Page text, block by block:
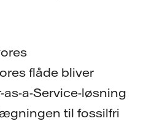
flåde bliver
a-Service-løsning
til fossilfri